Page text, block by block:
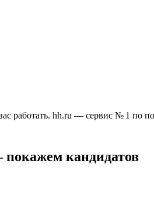
работать. hh.ru — сервис № 1 по
кандидатов